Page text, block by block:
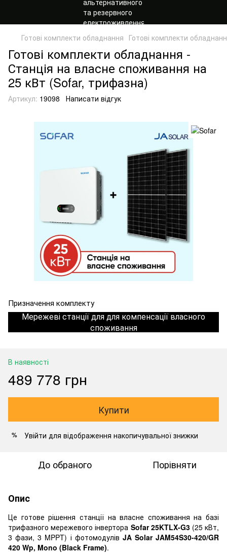
Готові комплекти обладнання Готові комплекти
Готові комплекти обладнання -
Станція на власне споживання на
25 кВт (Sofar, трифазна)
Артикул: 19098 Написати відгук
Призначення комплекту
Мережеві станції для для компенсації власного
споживання
В наявності
489 778 грн
Купити
% Увійти для відображення накопичувальної знижки
До обраного Порівняти
Опис
Це готове рішення станції на власне споживання на базі
трифазного мережевого інвертора Sofar 25KTLX-G3(25 кВт,
3 фази, 3 MPPT) і фотомодулів JA Solar JAM54S30-420/GR
420 Wp, Mono (Black Frame).